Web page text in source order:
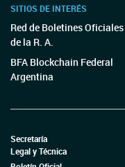
SITIOS DE INTERÉS
Red de Boletines Oficiales
de la R. A.
BFA Blockchain Federal
Argentina
Secretaría
Legal y Técnica